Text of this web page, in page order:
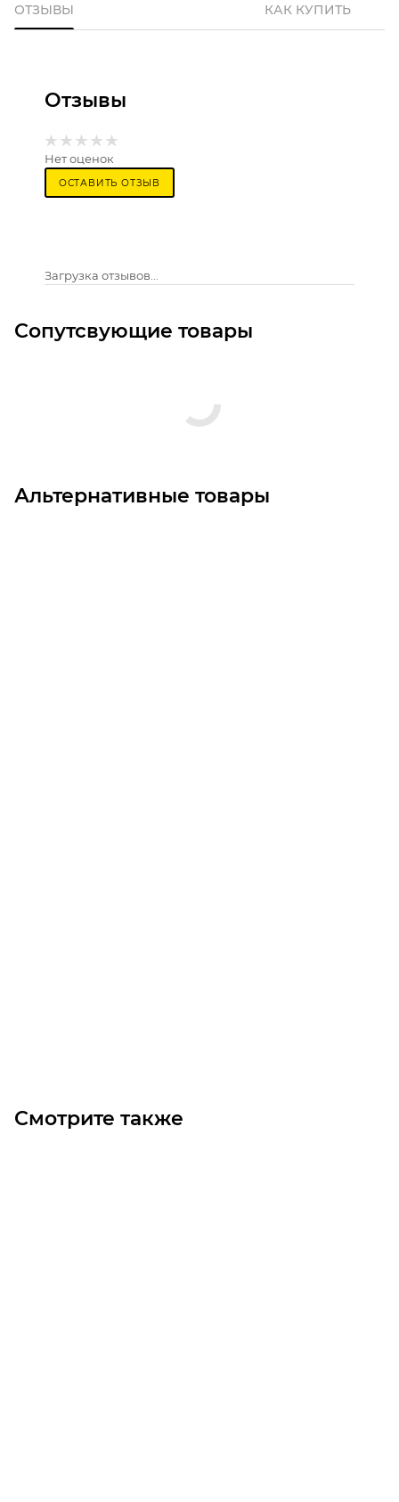
ОТЗЫВЫ КАК КУПИТЬ
Отзывы
Нет оценок
ОСТАВИТЬ ОТЗЫВ
Загрузка отзывов...
Сопутсвующие товары
Альтернативные товары
Смотрите также